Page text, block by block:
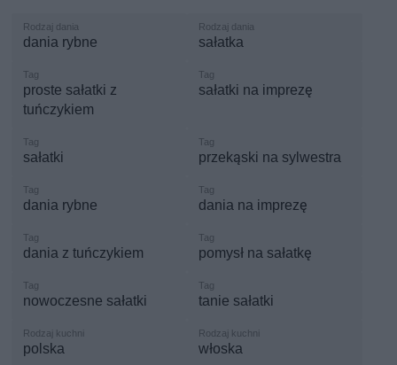
dania rybne sałatka
proste sałatki z
tuńczykiem
sałatki na imprezę
sałatki przekąski na sylwestra
dania rybne dania na imprezę
dania z tuńczykiem pomysł na sałatkę
nowoczesne sałatki tanie sałatki
polska włoska